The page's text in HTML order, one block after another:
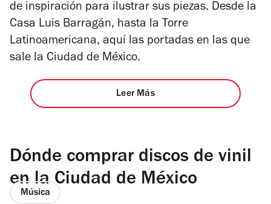
de inspiración para ilustrar sus piezas. Desde la
Casa Luis Barragán, hasta la Torre
Latinoamericana, aquí las portadas en las que
sale la Ciudad de México.
Leer Más
Dónde comprar discos de vinil
en la Ciudad de México
Música